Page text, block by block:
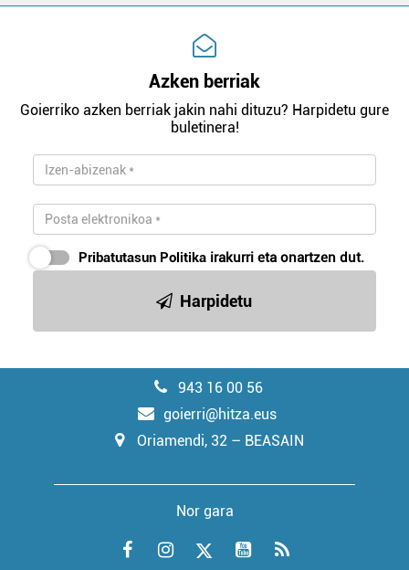
Azken berriak
Goierriko azken berriak jakin nahi dituzu? Harpidetu gure
buletinera!
Pribatutasun Politika irakurri eta onartzen dut.
Harpidetu
943 16 00 56
goierri@hitza.eus
Oriamendi, 32 – BEASAIN
Nor gara